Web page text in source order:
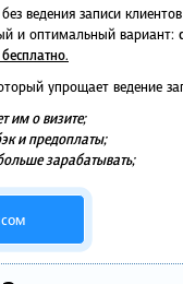
ведения записи
и оптимальный вариант:
.
упрощает ведение
им о визите;
и предоплаты;
зарабатывать;